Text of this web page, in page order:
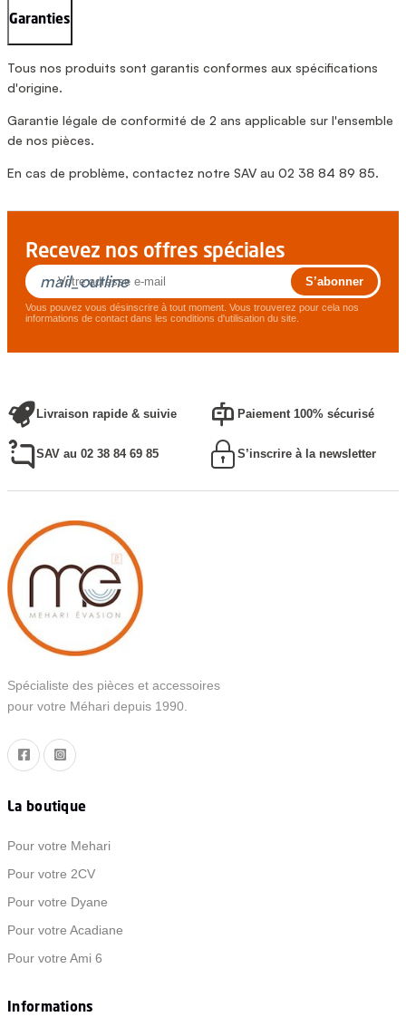
Garanties
Tous nos produits sont garantis conformes aux spécifications
d'origine.
Garantie légale de conformité de 2 ans applicable sur l'ensemble
de nos pièces.
En cas de problème, contactez notre SAV au 02 38 84 89 85.
Recevez nos offres spéciales
mail_outline
Vous pouvez vous désinscrire à tout moment. Vous trouverez pour cela nos
informations de contact dans les conditions d'utilisation du site.
Livraison rapide & suivie Paiement 100% sécurisé
SAV au 02 38 84 69 85 S’inscrire à la newsletter
Spécialiste des pièces et accessoires
pour votre Méhari depuis 1990.
La boutique
Pour votre Mehari
Pour votre 2CV
Pour votre Dyane
Pour votre Acadiane
Pour votre Ami 6
Informations